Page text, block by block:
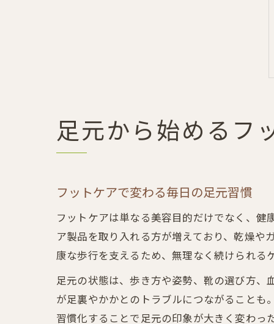
足元から始めるフ
フットケアで変わる毎日の足元習慣
フットケアは単なる美容目的だけでなく、
ア製品を取り入れる方が増えており、乾燥や
康な歩行を支えるため、無理なく続けられる
足元の状態は、歩き方や姿勢、靴の選び方、
が足裏やかかとのトラブルにつながることも
習慣化することで足元の印象が大きく変わっ